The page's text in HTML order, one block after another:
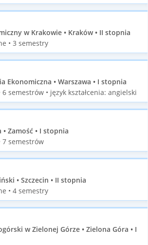
w Krakowie • Kraków • II stopnia
• 3 semestry
Ekonomiczna • Warszawa • I stopnia
semestrów • język kształcenia: angielski
Zamość • I stopnia
7 semestrów
• Szczecin • II stopnia
• 4 semestry
w Zielonej Górze • Zielona Góra • I